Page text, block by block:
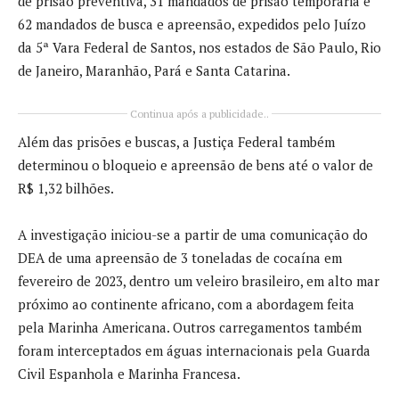
62 mandados de busca e apreensão, expedidos pelo Juízo
da 5ª Vara Federal de Santos, nos estados de São Paulo, Rio
de Janeiro, Maranhão, Pará e Santa Catarina.
Continua após a publicidade..
Além das prisões e buscas, a Justiça Federal também
determinou o bloqueio e apreensão de bens até o valor de
R$ 1,32 bilhões.
A investigação iniciou-se a partir de uma comunicação do
DEA de uma apreensão de 3 toneladas de cocaína em
fevereiro de 2023, dentro um veleiro brasileiro, em alto mar
próximo ao continente africano, com a abordagem feita
pela Marinha Americana. Outros carregamentos também
foram interceptados em águas internacionais pela Guarda
Civil Espanhola e Marinha Francesa.